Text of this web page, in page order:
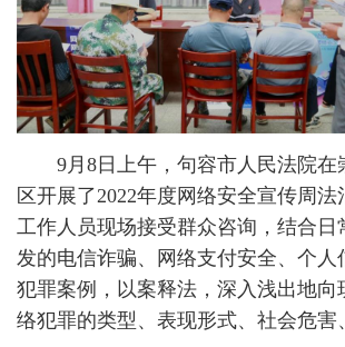
9月8日上午，句容市人民法院在
区开展了2022年度网络安全宣传周法
工作人员现场接受群众咨询，结合日
发的电信诈骗、网络支付安全、个人
犯罪案例，以案释法，深入浅出地向
络犯罪的类型、表现形式、社会危害